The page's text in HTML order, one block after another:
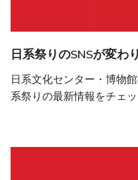
日系祭りのSNSが変わ
日系文化センター・博物
系祭りの最新情報をチェ